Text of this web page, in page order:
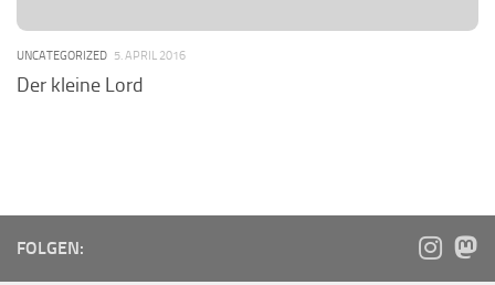
UNCATEGORIZED 5. APRIL 2016
Der kleine Lord
FOLGEN: